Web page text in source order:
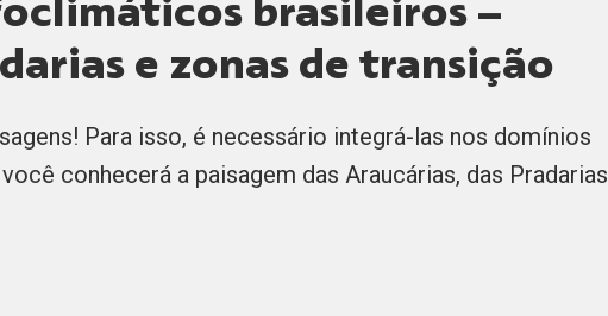
brasileiros –
e zonas de transição
Para isso, é necessário integrá-las nos domínios
conhecerá a paisagem das Araucárias, das Pradarias